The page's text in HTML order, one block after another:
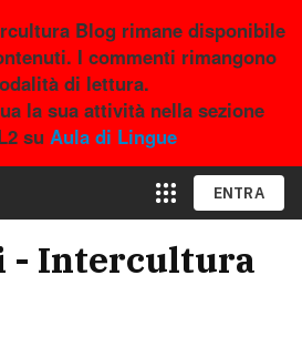
Blog rimane disponibile
I commenti rimangono
di lettura.
la sua attività nella sezione
su Aula di Lingue
ENTRA
- Intercultura